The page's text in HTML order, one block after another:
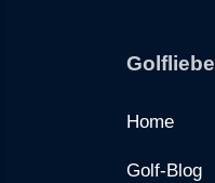
Golfliebe
Home
Golf-Blog